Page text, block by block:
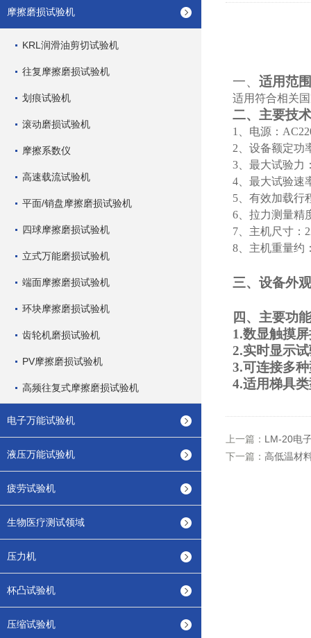
摩擦磨损试验机
KRL润滑油剪切试验机
往复摩擦磨损试验机
划痕试验机
滚动磨损试验机
摩擦系数仪
高速载流试验机
平面/销盘摩擦磨损试验机
四球摩擦磨损试验机
立式万能磨损试验机
端面摩擦磨损试验机
环块摩擦磨损试验机
齿轮机磨损试验机
PV摩擦磨损试验机
高频往复式摩擦磨损试验机
电子万能试验机
液压万能试验机
疲劳试验机
生物医疗测试领域
压力机
杯凸试验机
压缩试验机
一、 适用范围
适用符合相关
二、 主要技术
1、电源：
2、设备额定功
3、最大试验力
4、最大试验速
5、有效加载行
6、拉力测量精
7、主机尺寸：
8、主机重量约
三、 设备外观
四、 主要功
1.数显触摸
2.实时显示
3.可连接多
4.适用梯具
上一篇： LM-20电
下一篇： 高低温材